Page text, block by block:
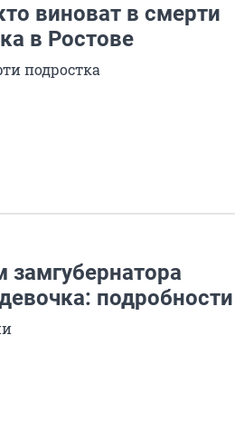
виноват в смерти
в Ростове
подростка
подробности